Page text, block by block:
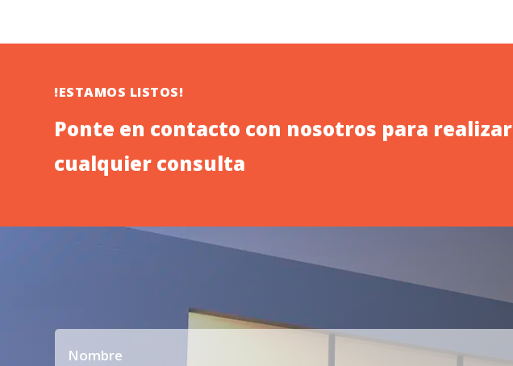
!ESTAMOS LISTOS!
Ponte en contacto con nosotros para realizar
cualquier consulta